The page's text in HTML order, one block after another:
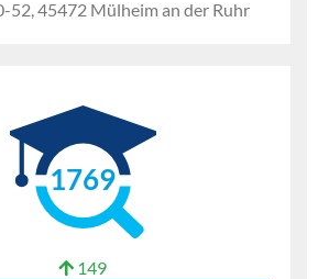
52, 45472 Mülheim an der Ruhr
1769
149